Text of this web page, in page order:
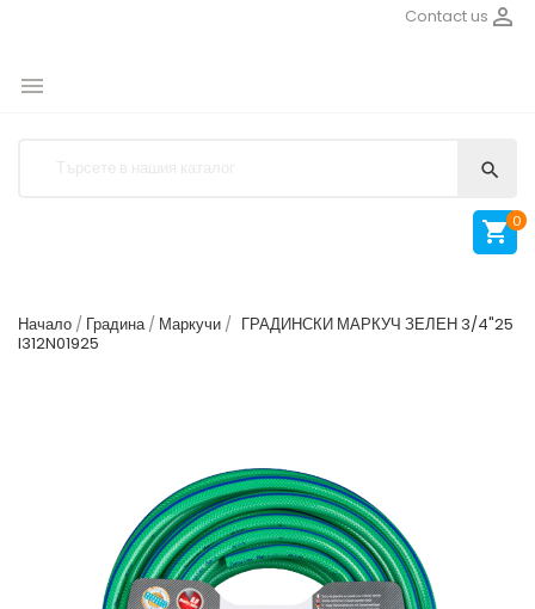

Contact us


 0
Начало Градина Маркучи
ГРАДИНСКИ МАРКУЧ ЗЕЛЕН 3/4"25
I312N01925